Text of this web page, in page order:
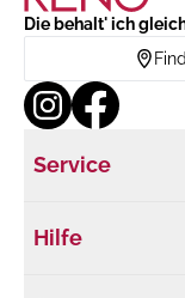
Die behalt' ich
Service
Hilfe